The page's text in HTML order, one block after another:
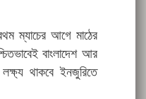
ম্যাচের আগে মাঠের
বাংলাদেশ আর
থাকবে ইনজুরিতে